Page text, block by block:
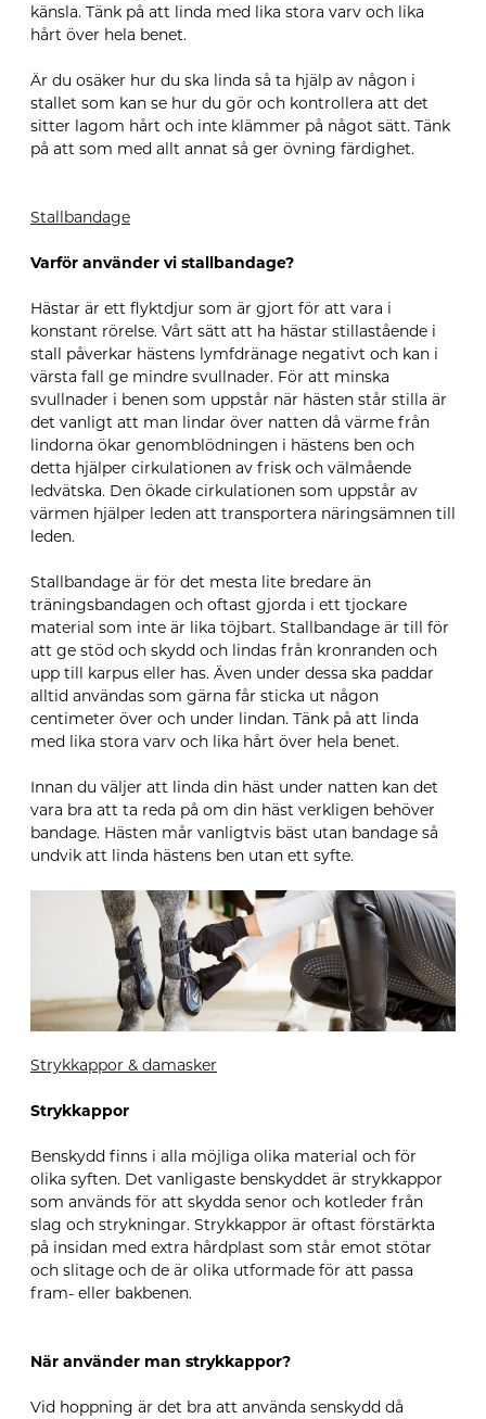
känsla. Tänk på att linda med lika stora varv och lika
hårt över hela benet.
Är du osäker hur du ska linda så ta hjälp av någon i
stallet som kan se hur du gör och kontrollera att det
sitter lagom hårt och inte klämmer på något sätt. Tänk
på att som med allt annat så ger övning färdighet.
Stallbandage
Varför använder vi stallbandage?
Hästar är ett flyktdjur som är gjort för att vara i
konstant rörelse. Vårt sätt att ha hästar stillastående i
stall påverkar hästens lymfdränage negativt och kan i
värsta fall ge mindre svullnader. För att minska
svullnader i benen som uppstår när hästen står stilla är
det vanligt att man lindar över natten då värme från
lindorna ökar genomblödningen i hästens ben och
detta hjälper cirkulationen av frisk och välmående
ledvätska. Den ökade cirkulationen som uppstår av
värmen hjälper leden att transportera näringsämnen till
leden.
Stallbandage är för det mesta lite bredare än
träningsbandagen och oftast gjorda i ett tjockare
material som inte är lika töjbart. Stallbandage är till för
att ge stöd och skydd och lindas från kronranden och
upp till karpus eller has. Även under dessa ska paddar
alltid användas som gärna får sticka ut någon
centimeter över och under lindan. Tänk på att linda
med lika stora varv och lika hårt över hela benet.
Innan du väljer att linda din häst under natten kan det
vara bra att ta reda på om din häst verkligen behöver
bandage. Hästen mår vanligtvis bäst utan bandage så
undvik att linda hästens ben utan ett syfte.
Strykkappor & damasker
Strykkappor
Benskydd finns i alla möjliga olika material och för
olika syften. Det vanligaste benskyddet är strykkappor
som används för att skydda senor och kotleder från
slag och strykningar. Strykkappor är oftast förstärkta
på insidan med extra hårdplast som står emot stötar
och slitage och de är olika utformade för att passa
fram- eller bakbenen.
När använder man strykkappor?
Vid hoppning är det bra att använda senskydd då